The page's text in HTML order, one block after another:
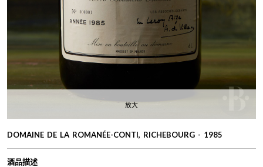
放大
DOMAINE DE LA ROMANÉE-CONTI, RICHEBOURG - 1985
酒品描述